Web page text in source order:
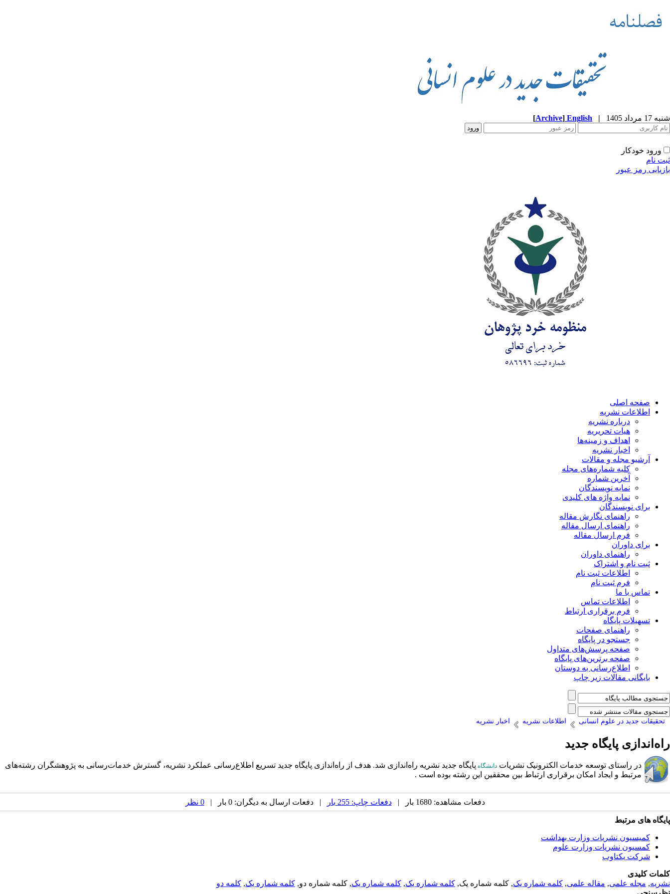
شنبه 17 مرداد 1405 |
English
[Archive]
ورود خودکار
ثبت نام
بازیابی رمز عبور
صفحه اصلی
اطلاعات نشریه
درباره نشریه
هیات تحریریه
اهداف و زمینه‌ها
اخبار نشریه
آرشیو مجله و مقالات
کلیه شماره‌های مجله
آخرین شماره
نمایه نویسندگان
نمایه واژه های کلیدی
برای نویسندگان
راهنمای نگارش مقاله
راهنمای ارسال مقاله
فرم ارسال مقاله
برای داوران
راهنمای داوران
ثبت نام و اشتراک
اطلاعات ثبت نام
فرم ثبت نام
تماس با ما
اطلاعات تماس
فرم برقراری ارتباط
تسهیلات پایگاه
راهنمای صفحات
جستجو در پایگاه
صفحه پرسش‌های متداول
صفحه برترین‌های پایگاه
اطلاع‌رسانی به دوستان
بایگانی مقالات زیر چاپ
تحقیقات جدید در علوم انسانی اطلاعات نشریه اخبار نشریه
راه‌اندازی پایگاه جدید
در راستای توسعه خدمات الکترونیک نشریات دانشگاه پایگاه جدید نشریه راه‌اندازی شد. هدف از راه‌اندازی پایگاه جدید تسریع اطلاع‌رسانی عملکرد نشریه، گسترش خدمات‌رسانی به پژوهشگران رشته‌های
مرتبط و ایجاد امکان برقراری ارتباط بین محققین این رشته بوده است .
دفعات مشاهده: 1680 بار | دفعات چاپ: 255 بار | دفعات ارسال به دیگران: 0 بار | 0 نظر
پایگاه های مرتبط
کمیسیون نشریات وزارت بهداشت
کمسیون نشریات وزارت علوم
شرکت یکتاوب
کلمات کلیدی
نشریه, مجله علمی, مقاله علمی, کلمه شماره یک, کلمه شماره یک, کلمه شماره یک, کلمه شماره یک, کلمه شماره دو, کلمه شماره یک, کلمه دو